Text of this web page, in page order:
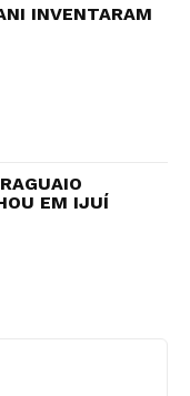
INVENTARAM
EM IJUÍ